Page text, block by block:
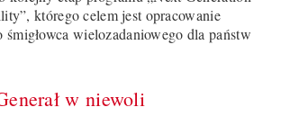
którego celem jest opracowanie
śmigłowca wielozadaniowego dla państw
w niewoli